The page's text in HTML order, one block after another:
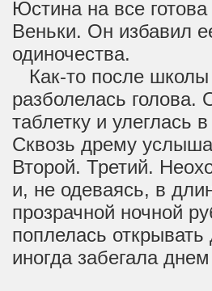
Юстина на все
Веньки. Он избавил
одиночества.
Как-то после школы
разболелась голова.
таблетку и улеглась
Сквозь дрему
Второй. Третий.
и, не одеваясь, в
прозрачной ночной
поплелась
иногда забегала